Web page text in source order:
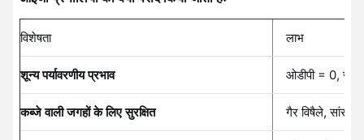
विशेषता लाभ
शून्य पर्यावरणीय प्रभाव ओडीपी = 0,
कब्जे वाली जगहों के लिए सुरक्षित गैर विषैले, सांस